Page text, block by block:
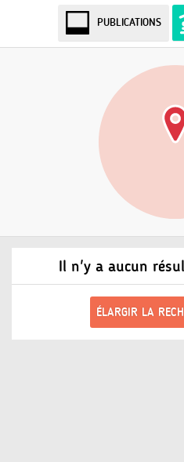
PUBLICATIONS
Il n'y a aucun
ÉLARGIR LA